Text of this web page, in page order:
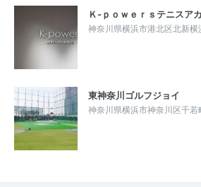
Ｋ‐ｐｏｗｅｒｓテニスア
神奈川県横浜市港北区北新横
東神奈川ゴルフジョイ
神奈川県横浜市神奈川区千若